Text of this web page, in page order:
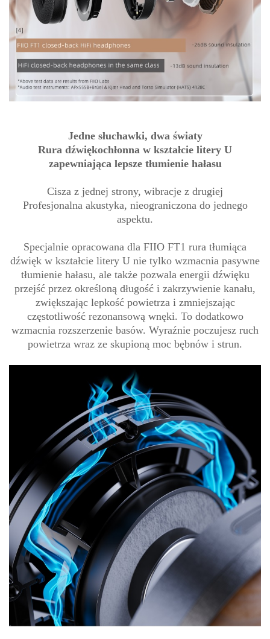
Jedne słuchawki, dwa światy
Rura dźwiękochłonna w kształcie litery U
zapewniająca lepsze tłumienie hałasu
Cisza z jednej strony, wibracje z drugiej
Profesjonalna akustyka, nieograniczona do jednego
aspektu.
Specjalnie opracowana dla FIIO FT1 rura tłumiąca
dźwięk w kształcie litery U nie tylko wzmacnia pasywne
tłumienie hałasu, ale także pozwala energii dźwięku
przejść przez określoną długość i zakrzywienie kanału,
zwiększając lepkość powietrza i zmniejszając
częstotliwość rezonansową wnęki. To dodatkowo
wzmacnia rozszerzenie basów. Wyraźnie poczujesz ruch
powietrza wraz ze skupioną moc bębnów i strun.